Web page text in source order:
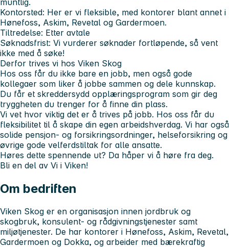
Kontorsted: Her er vi fleksible, med kontorer blant annet i
Hønefoss, Askim, Revetal og Gardermoen.
Tiltredelse: Etter avtale
Søknadsfrist: Vi vurderer søknader fortløpende, så vent
ikke med å søke!
Derfor trives vi hos Viken Skog
Hos oss får du ikke bare en jobb, men også gode
kollegaer som liker å jobbe sammen og dele kunnskap.
Du får et skreddersydd opplæringsprogram som gir deg
tryggheten du trenger for å finne din plass.
Vi vet hvor viktig det er å trives på jobb. Hos oss får du
fleksibilitet til å skape din egen arbeidshverdag. Vi har også
solide pensjon- og forsikringsordninger, helseforsikring og
øvrige gode velferdstiltak for alle ansatte.
Høres dette spennende ut? Da håper vi å høre fra deg.
Bli en del av Vi i Viken!
Om bedriften
Viken Skog er en organisasjon innen jordbruk og
skogbruk, konsulent- og rådgivningstjenester samt
miljøtjenester. De har kontorer i Hønefoss, Askim, Revetal,
Gardermoen og Dokka, og arbeider med bærekraftig